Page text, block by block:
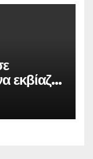
εκβίαζε